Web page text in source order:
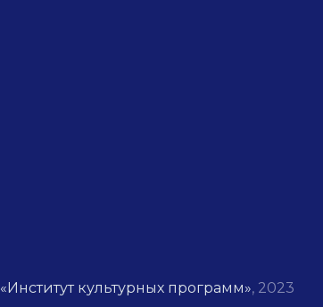
«Институт культурных программ», 2023